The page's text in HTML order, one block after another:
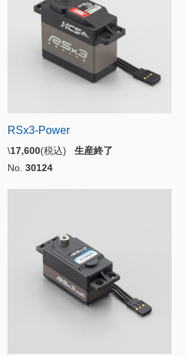
RSx3-Power
\17,600(税込) 生産終了
No. 30124